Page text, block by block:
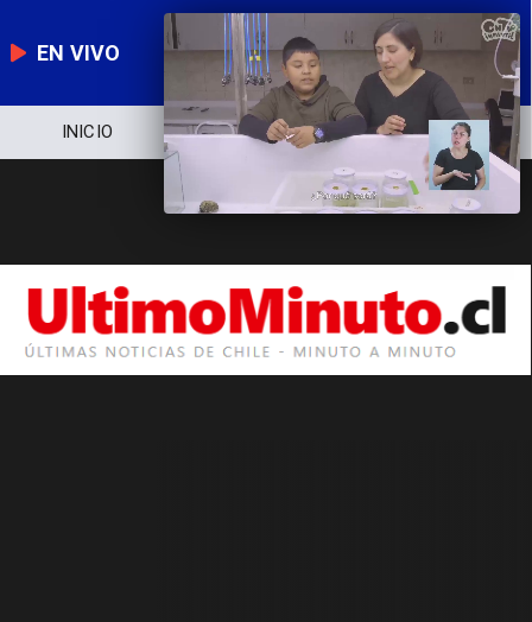
EN VIVO
INICIO NOTICIERO POLÍTICA